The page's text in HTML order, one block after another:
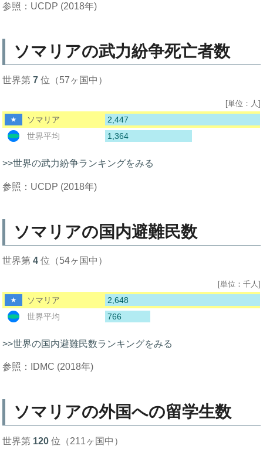
参照：UCDP (2018年)
ソマリアの武力紛争死亡者数
世界第7 位（57ヶ国中）
[単位：人]
ソマリア
2,447
世界平均
1,364
>>世界の武力紛争ランキングをみる
参照：UCDP (2018年)
ソマリアの国内避難民数
世界第4 位（54ヶ国中）
[単位：千人]
ソマリア
2,648
世界平均
766
>>世界の国内避難民数ランキングをみる
参照：IDMC (2018年)
ソマリアの外国への留学生数
世界第 120 位（211ヶ国中）